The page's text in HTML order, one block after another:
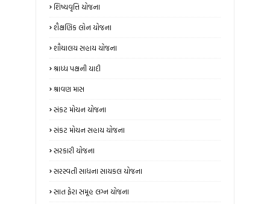
શિષ્યવૃત્તિ યોજના
શૈક્ષણિક લોન યોજના
શૌચાલય સહાય યોજના
શ્રાધ્ધ પક્ષની યાદી
શ્રાવણ માસ
સંકટ મોચન યોજના
સંકટ મોચન સહાય યોજના
સરકારી યોજના
સરસ્વતી સાધના સાયકલ યોજના
સાત ફેરા સમૂહ લગ્ન યોજના